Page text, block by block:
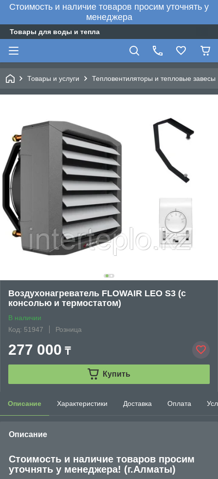
Стоимость и наличие товаров просим уточнять у
менеджера
Товары для воды и тепла
Товары и услуги Тепловентиляторы и тепловые завесы
Воздухонагреватель FLOWAIR LEO S3 (с
консолью и термостатом)
В наличии
Код: 51947
Розница
277 000 ₸
Купить
Описание Характеристики Доставка Оплата
Описание
Стоимость и наличие товаров просим
уточнять у менеджера! (г.Алматы)